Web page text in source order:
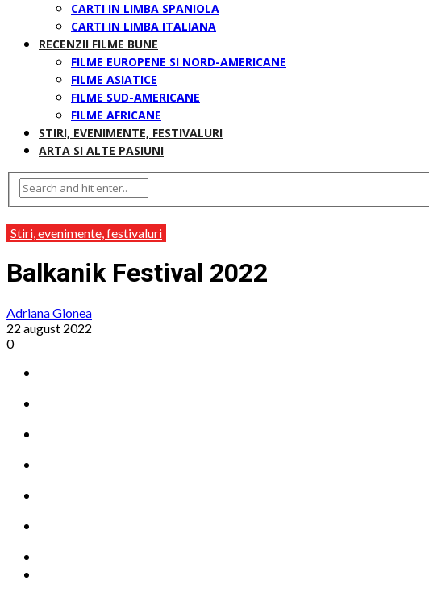
CARTI IN LIMBA SPANIOLA
CARTI IN LIMBA ITALIANA
RECENZII FILME BUNE
FILME EUROPENE SI NORD-AMERICANE
FILME ASIATICE
FILME SUD-AMERICANE
FILME AFRICANE
STIRI, EVENIMENTE, FESTIVALURI
ARTA SI ALTE PASIUNI
Stiri, evenimente, festivaluri
Balkanik Festival 2022
Adriana Gionea
22 august 2022
0